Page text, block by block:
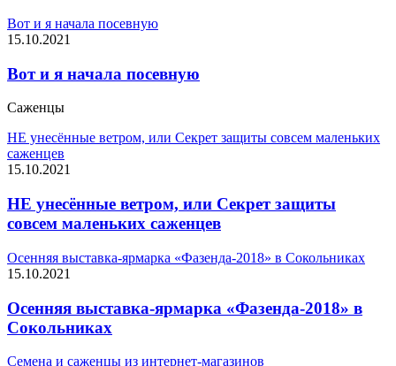
Вот и я начала посевную
15.10.2021
Вот и я начала посевную
Саженцы
НЕ унесённые ветром, или Секрет защиты совсем маленьких
саженцев
15.10.2021
НЕ унесённые ветром, или Секрет защиты
совсем маленьких саженцев
Осенняя выставка-ярмарка «Фазенда-2018» в Сокольниках
15.10.2021
Осенняя выставка-ярмарка «Фазенда-2018» в
Сокольниках
Семена и саженцы из интернет-магазинов